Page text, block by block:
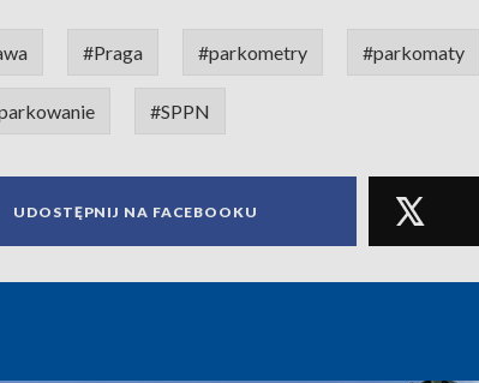
#Praga #parkometry #parkomaty
#SPPN
UDOSTĘPNIJ NA FACEBOOKU